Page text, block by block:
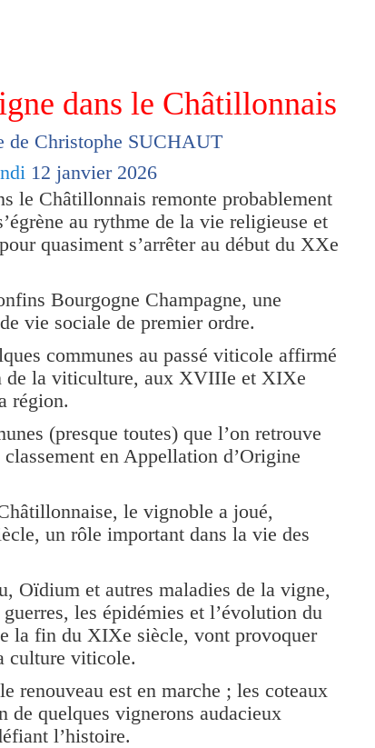
dans le Châtillonnais
de Christophe SUCHAUT
12 janvier 2026
le Châtillonnais remonte probablement
au rythme de la vie religieuse et
quasiment s’arrêter au début du XXe
Bourgogne Champagne, une
vie sociale de premier ordre.
communes au passé viticole affirmé
de la viticulture, aux XVIIIe et XIXe
région.
(presque toutes) que l’on retrouve
en Appellation d’Origine
le vignoble a joué,
un rôle important dans la vie des
Oïdium et autres maladies de la vigne,
les épidémies et l’évolution du
la fin du XIXe siècle, vont provoquer
culture viticole.
renouveau est en marche ; les coteaux
de quelques vignerons audacieux
l’histoire.